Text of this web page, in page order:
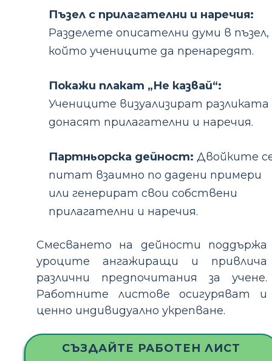
Пъзел с прилагателни и наречия:
Разделете описателни думи в пъзел,
който учениците да пренаредят.
Покажи плакат „Не казвай“:
Учениците визуализират разликата
донасят прилагателни и наречия.
Партньорска дейност: Двойките
питат взаимно по дадени примери
или генерират свои собствени
прилагателни и наречия.
Смесването на дейности поддържа
уроците ангажиращи и привлича
различни предпочитания за учене.
Работните листове осигуряват и
ценно индивидуално укрепване.
СЪЗДАЙТЕ РАБОТЕН ЛИСТ